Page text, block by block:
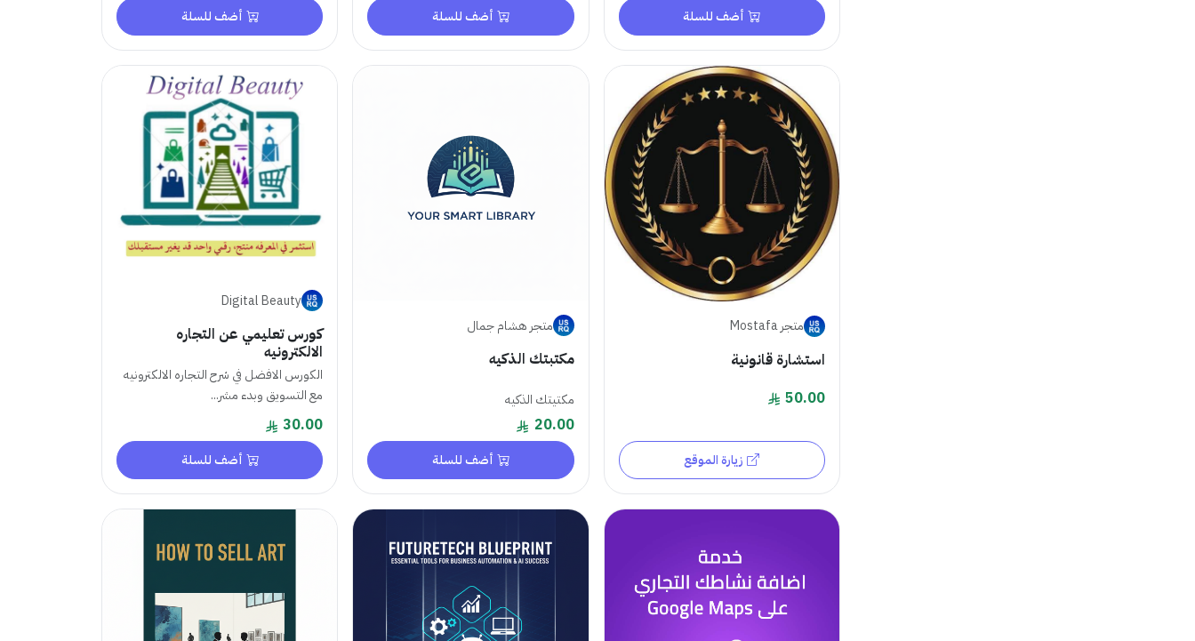
أضف للسلة أضف للسلة أضف للسلة
متجر Mostafa
استشارة قانونية
50.00
زيارة الموقع
متجر هشام جمال
مكتبتك الذكيه
مكتيتك الذكيه
20.00
أضف للسلة
Digital Beauty
كورس تعليمي عن التجاره
الالكترونيه
الكورس الافضل في شرح التجاره الالكترونيه
مع التسويق وبدء مشر...
30.00
أضف للسلة